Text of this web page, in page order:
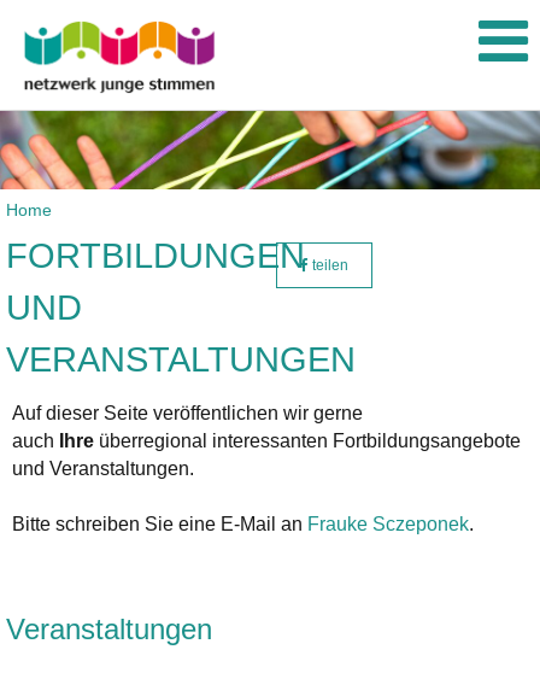
Home
FORTBILDUNGEN
UND
VERANSTALTUNGEN
teilen
Auf dieser Seite veröffentlichen wir gerne
auch
Ihre überregional interessanten Fortbildungsangebote
und Veranstaltungen.
Bitte schreiben Sie eine E-Mail an Frauke Sczeponek.
Veranstaltungen